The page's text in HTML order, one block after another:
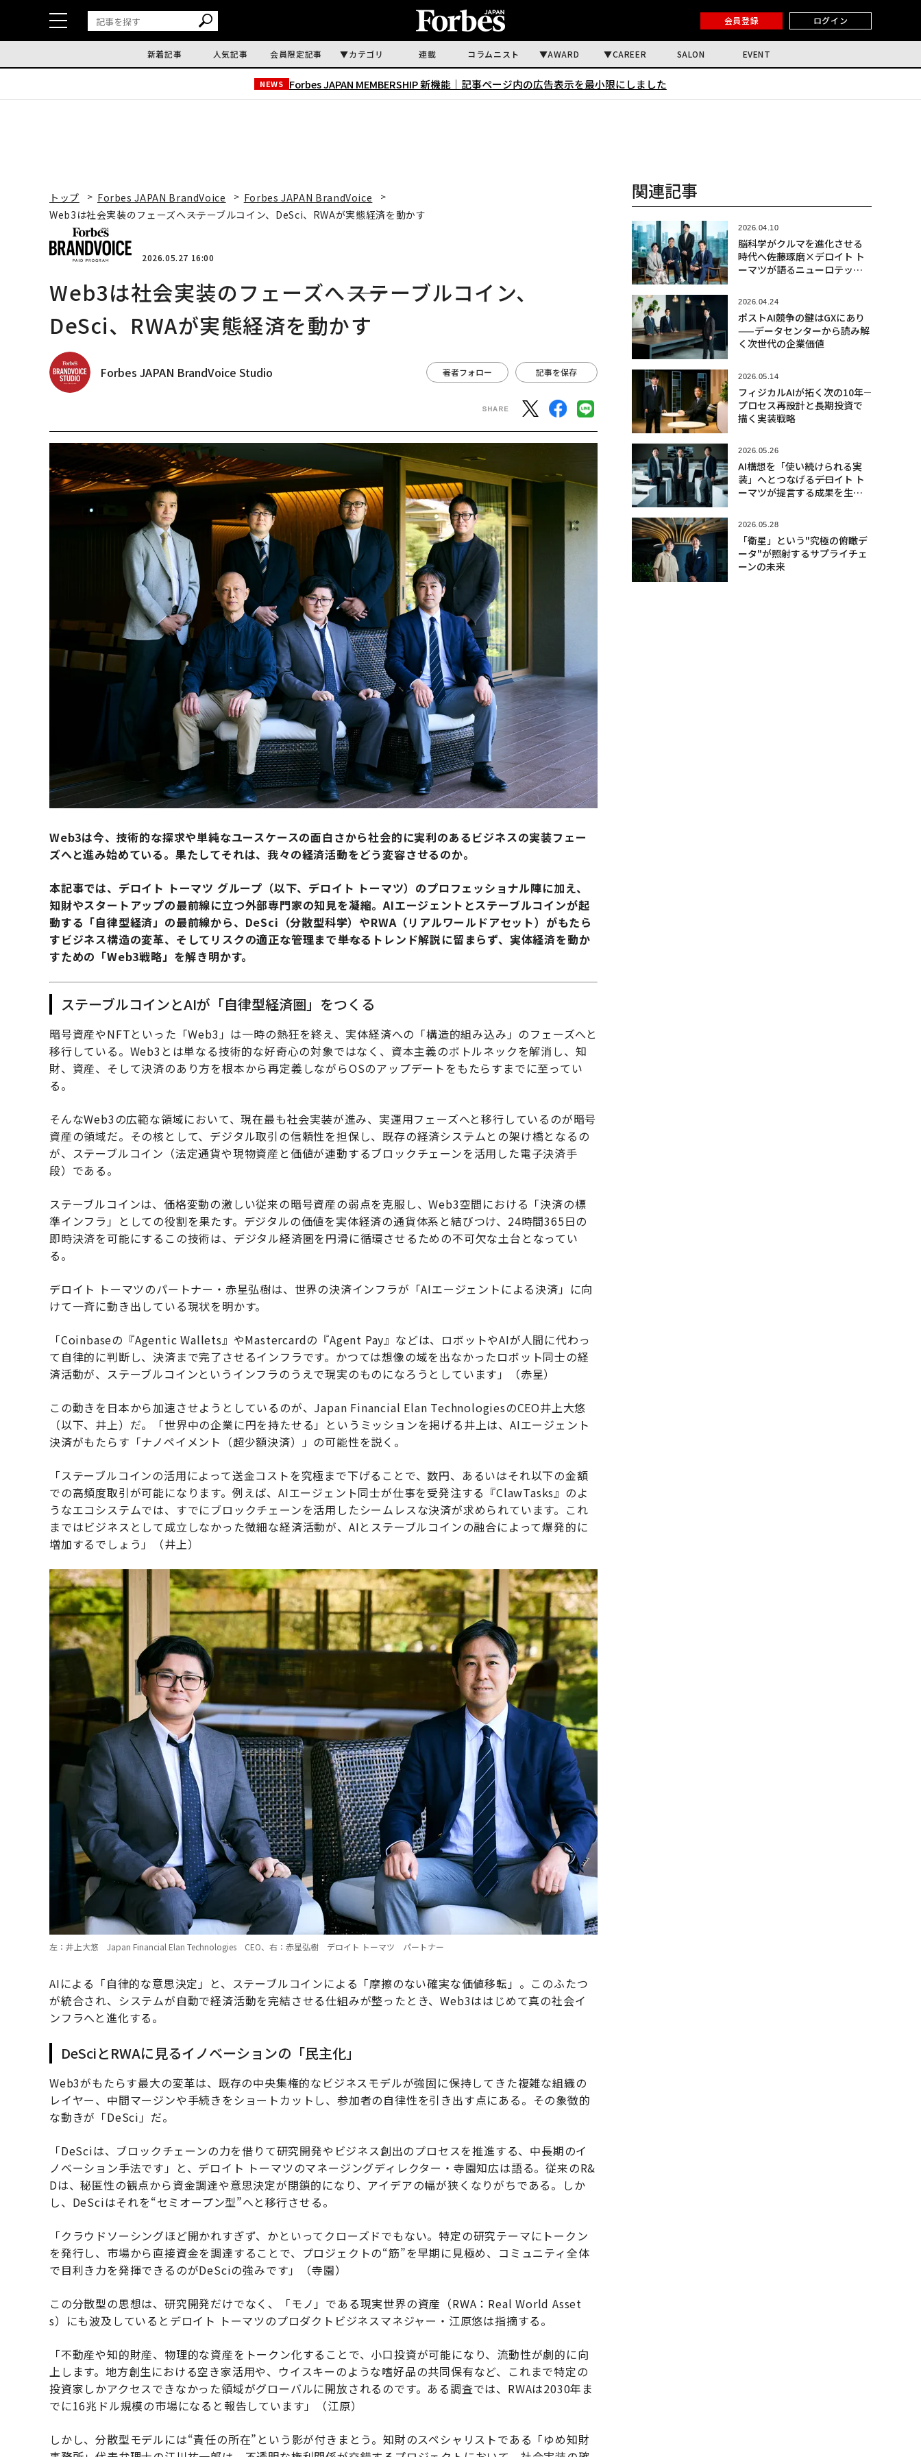
会員登録 ログイン
新着記事 人気記事 会員限定記事 カテゴリ 連載 コラムニスト AWARD CAREER SALON EVENT
NEWS Forbes JAPAN MEMBERSHIP 新機能｜ 記事ページ内の広告表示を最小限にしました
トップ Forbes JAPAN BrandVoice
Forbes JAPAN BrandVoice
Web3は社会実装のフェーズへ――ステーブルコイン、DeSci、RWAが実態経済を動かす
2026.05.27 16:00
Web3は社会実装のフェーズへ――ステーブルコイン、
DeSci、RWAが実態経済を動かす
Forbes JAPAN BrandVoice Studio 著者フォロー 記事を保存
Web3は今、技術的な探求や単純なユースケースの面白さから社会的に実利のあるビジネスの実装フェー
ズへと進み始めている。果たしてそれは、我々の経済活動をどう変容させるのか。
本記事では、デロイト トーマツ グループ（以下、デロイト トーマツ）のプロフェッショナル陣に加え、
知財やスタートアップの最前線に立つ外部専門家の知見を凝縮。AIエージェントとステーブルコインが起
動する「自律型経済」の最前線から、DeSci（分散型科学）やRWA（リアルワールドアセット）がもたら
すビジネス構造の変革、そしてリスクの適正な管理まで――単なるトレンド解説に留まらず、実体経済を動か
すための「Web3戦略」を解き明かす。
ステーブルコインとAIが「自律型経済圏」をつくる
暗号資産やNFTといった「Web3」は一時の熱狂を終え、実体経済への「構造的組み込み」のフェーズへと
移行している。Web3とは単なる技術的な好奇心の対象ではなく、資本主義のボトルネックを解消し、知
財、資産、そして決済のあり方を根本から再定義しながらOSのアップデートをもたらすまでに至ってい
る。
そんなWeb3の広範な領域において、現在最も社会実装が進み、実運用フェーズへと移行しているのが暗号
資産の領域だ。その核として、デジタル取引の信頼性を担保し、既存の経済システムとの架け橋となるの
が、ステーブルコイン（法定通貨や現物資産と価値が連動するブロックチェーンを活用した電子決済手
段）である。
ステーブルコインは、価格変動の激しい従来の暗号資産の弱点を克服し、Web3空間における「決済の標
準インフラ」としての役割を果たす。デジタルの価値を実体経済の通貨体系と結びつけ、24時間365日の
即時決済を可能にするこの技術は、デジタル経済圏を円滑に循環させるための不可欠な土台となってい
る。
デロイト トーマツのパートナー・赤星弘樹は、世界の決済インフラが「AIエージェントによる決済」に向
けて一斉に動き出している現状を明かす。
「Coinbaseの『Agentic Wallets』やMastercardの『Agent Pay』などは、ロボットやAIが人間に代わっ
て自律的に判断し、決済まで完了させるインフラです。かつては想像の域を出なかったロボット同士の経
済活動が、ステーブルコインというインフラのうえで現実のものになろうとしています」（赤星）
この動きを日本から加速させようとしているのが、Japan Financial Elan TechnologiesのCEO井上大悠
（以下、井上）だ。「世界中の企業に円を持たせる」というミッションを掲げる井上は、AIエージェント
決済がもたらす「ナノペイメント（超少額決済）」の可能性を説く。
「ステーブルコインの活用によって送金コストを究極まで下げることで、数円、あるいはそれ以下の金額
での高頻度取引が可能になります。例えば、AIエージェント同士が仕事を受発注する『ClawTasks』のよ
うなエコシステムでは、すでにブロックチェーンを活用したシームレスな決済が求められています。これ
まではビジネスとして成立しなかった微細な経済活動が、AIとステーブルコインの融合によって爆発的に
増加するでしょう」（井上）
左：井上大悠 Japan Financial Elan Technologies CEO、右：赤星弘樹 デロイト トーマツ パートナー
AIによる「自律的な意思決定」と、ステーブルコインによる「摩擦のない確実な価値移転」。このふたつ
が統合され、システムが自動で経済活動を完結させる仕組みが整ったとき、Web3ははじめて真の社会イ
ンフラへと進化する。
DeSciとRWAに見るイノベーションの「民主化」
Web3がもたらす最大の変革は、既存の中央集権的なビジネスモデルが強固に保持してきた複雑な組織の
レイヤー、中間マージンや手続きをショートカットし、参加者の自律性を引き出す点にある。その象徴的
な動きが「DeSci」だ。
「DeSciは、ブロックチェーンの力を借りて研究開発やビジネス創出のプロセスを推進する、中長期のイ
ノベーション手法です」と、デロイト トーマツのマネージングディレクター・寺園知広は語る。従来のR&
Dは、秘匿性の観点から資金調達や意思決定が閉鎖的になり、アイデアの幅が狭くなりがちである。しか
し、DeSciはそれを“セミオープン型”へと移行させる。
「クラウドソーシングほど開かれすぎず、かといってクローズドでもない。特定の研究テーマにトークン
を発行し、市場から直接資金を調達することで、プロジェクトの“筋”を早期に見極め、コミュニティ全体
で目利き力を発揮できるのがDeSciの強みです」（寺園）
この分散型の思想は、研究開発だけでなく、「モノ」である現実世界の資産（RWA：Real World Asset
s）にも波及しているとデロイト トーマツのプロダクトビジネスマネジャー・江原悠は指摘する。
「不動産や知的財産、物理的な資産をトークン化することで、小口投資が可能になり、流動性が劇的に向
上します。地方創生における空き家活用や、ウイスキーのような嗜好品の共同保有など、これまで特定の
投資家しかアクセスできなかった領域がグローバルに開放されるのです。ある調査では、RWAは2030年ま
でに16兆ドル規模の市場になると報告しています」（江原）
しかし、分散型モデルには“責任の所在”という影が付きまとう。知財のスペシャリストである「ゆめ知財
関連記事
2026.04.10
脳科学がクルマを進化させる
時代へ――佐藤琢磨×デロイト ト
ーマツが語るニューロテック
2026.04.24
ポストAI競争の鍵はGXにあり
——データセンターから読み解
く次世代の企業価値
2026.05.14
フィジカルAIが拓く次の10年――
プロセス再設計と長期投資で
描く実装戦略
2026.05.26
AI構想を「使い続けられる実
装」へとつなげる――デロイト ト
ーマツが提言する成果を生む
2026.05.28
「衛星」という"究極の俯瞰デ
ータ"が照射するサプライチェ
ーンの未来